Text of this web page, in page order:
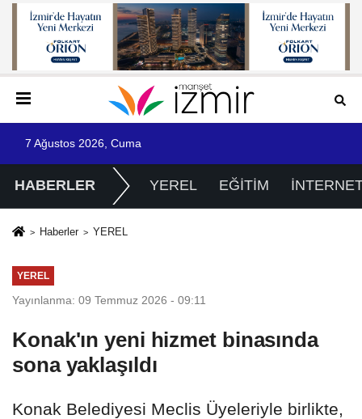
7 Ağustos 2026, Cuma
HABERLER YEREL EĞİTİM
Haberler YEREL
YEREL
Yayınlanma: 09 Temmuz 2026 - 09:11
Konak'ın yeni hizmet binasında
sona yaklaşıldı
Konak Belediyesi Meclis Üyeleriyle birlikte,